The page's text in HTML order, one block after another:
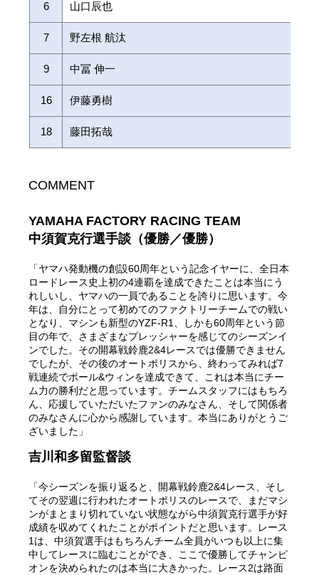
6 山口辰也
7 野左根 航汰
9 中冨 伸一
16 伊藤勇樹
18 藤田拓哉
COMMENT
YAMAHA FACTORY RACING TEAM
中須賀克行選手談（優勝／優勝）
「ヤマハ発動機の創設60周年という記念イヤーに、全日本
ロードレース史上初の4連覇を達成できたことは本当にう
れしいし、ヤマハの一員であることを誇りに思います。今
年は、自分にとって初めてのファクトリーチームでの戦い
となり、マシンも新型のYZF-R1、しかも60周年という節
目の年で、さまざまなプレッシャーを感じてのシーズンイ
ンでした。その開幕戦鈴鹿2&4レースでは優勝できません
でしたが、その後のオートポリスから、終わってみれば7
戦連続でポール&ウィンを達成できて、これは本当にチー
ム力の勝利だと思っています。チームスタッフにはもちろ
ん、応援していただいたファンのみなさん、そして関係者
のみなさんに心から感謝しています。本当にありがとうご
ざいました」
吉川和多留監督談
「今シーズンを振り返ると、開幕戦鈴鹿2&4レース、そし
てその翌週に行われたオートポリスのレースで、まだマシ
ンがまとまり切れていない状態ながら中須賀克行選手が好
成績を収めてくれたことがポイントだと思います。レース
1は、中須賀選手はもちろんチーム全員がいつも以上に集
中してレースに臨むことができ、ここで優勝してチャンピ
オンを決められたのは本当に大きかった。レース2は路面